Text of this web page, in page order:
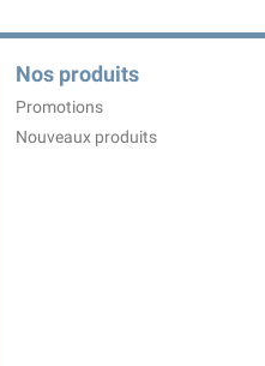
Nos produits
Promotions
Nouveaux produits